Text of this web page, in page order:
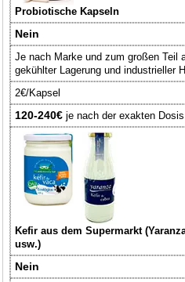
Probiotische Kapseln
Nein
Je nach Marke und zum großen Teil
gekühlter Lagerung und industrieller
2€/Kapsel
120-240€ je nach der exakten Dosis.
Kefir aus dem Supermarkt
usw.)
Nein